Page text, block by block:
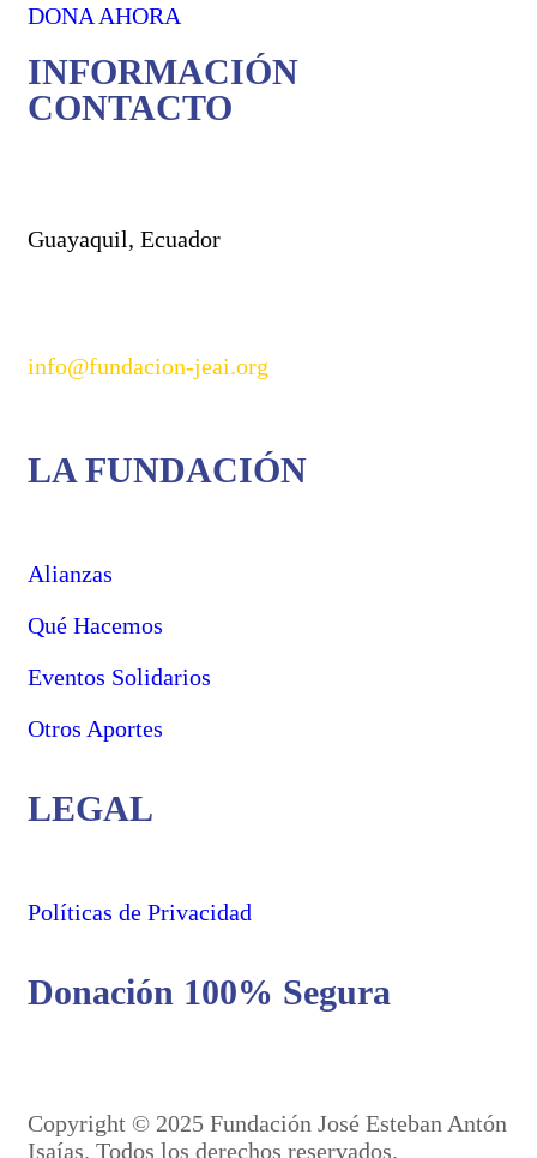
DONA AHORA
INFORMACIÓN
CONTACTO
Guayaquil, Ecuador
info@fundacion-jeai.org
LA FUNDACIÓN
Alianzas
Qué Hacemos
Eventos Solidarios
Otros Aportes
LEGAL
Políticas de Privacidad
Donación 100% Segura
Copyright © 2025 Fundación José Esteban Antón
Isaías. Todos los derechos reservados.